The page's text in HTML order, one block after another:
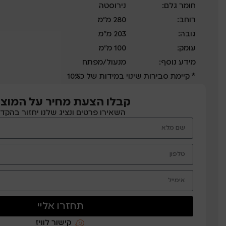
חומר גלם:
נירוסטה
רוחב:
280 מ”מ
גובה:
203 מ”מ
עומק:
100 מ”מ
מידע נוסף:
מנעול/מפתח
* קיימת סבירות שינוי במידות של כ10%
קבלו הצעת מחיר על
השאירו פרטים ונציג שלנו יחזור
תחזרו אליי
קישור לוויז